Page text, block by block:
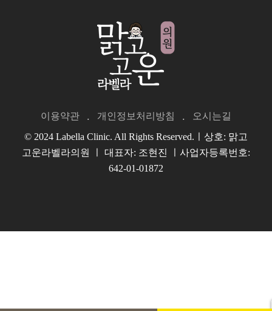
이용약관 개인정보처리방침
오시는길
© 2024 Labella Clinic. All Rights Reserved.ㅣ상호: 맑고
고운라벨라의원 ㅣ 대표자: 조현진 ㅣ사업자등록번호:
642-01-01872